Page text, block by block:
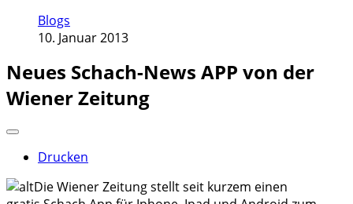
Blogs
10. Januar 2013
Neues Schach-News APP von der
Wiener Zeitung
Drucken
Die Wiener Zeitung stellt seit kurzem einen